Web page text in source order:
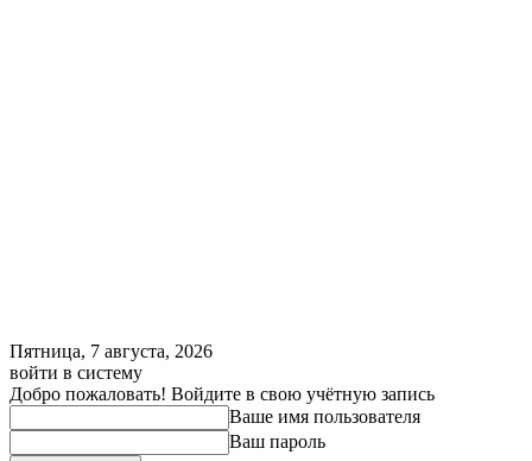
Пятница, 7 августа, 2026
войти в систему
Добро пожаловать! Войдите в свою учётную запись
Ваше имя пользователя
Ваш пароль